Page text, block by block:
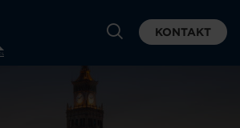
KONTAKT